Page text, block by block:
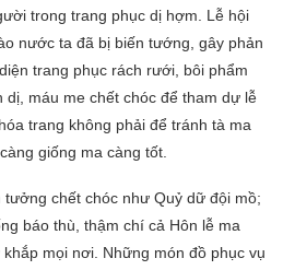
trong trang phục dị hợm. Lễ hội
nước ta đã bị biến tướng, gây phản
trang phục rách rưới, bôi phẩm
dị, máu me chết chóc để tham dự lễ
trang không phải để tránh tà ma
giống ma càng tốt.
chết chóc như Quỷ dữ đội mồ;
báo thù, thậm chí cả Hôn lễ ma
mọi nơi. Những món đồ phục vụ